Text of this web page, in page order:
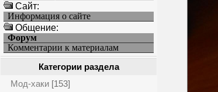
Cайт:
Информация о сайте
Общение:
Форум
Комментарии к материалам
Категории раздела
Мод-хаки [153]